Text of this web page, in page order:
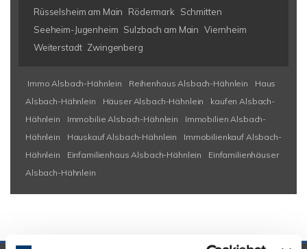
Rüsselsheim am Main
Rödermark
Schmitten
Seeheim-Jugenheim Sulzbach am Main Viernheim
Weiterstadt Zwingenberg
Immo Alsbach-Hähnlein Reihenhaus Alsbach-Hähnlein
Haus
Alsbach-Hähnlein
Häuser Alsbach-Hähnlein
kaufen Alsbach-
Hähnlein
Immobilie Alsbach-Hähnlein
Immobilien Alsbach-
Hähnlein
Hauskauf Alsbach-Hähnlein
Immobilienkauf Alsbach-
Hähnlein
Einfamilienhaus Alsbach-Hähnlein
Einfamilienhäuser
Alsbach-Hähnlein